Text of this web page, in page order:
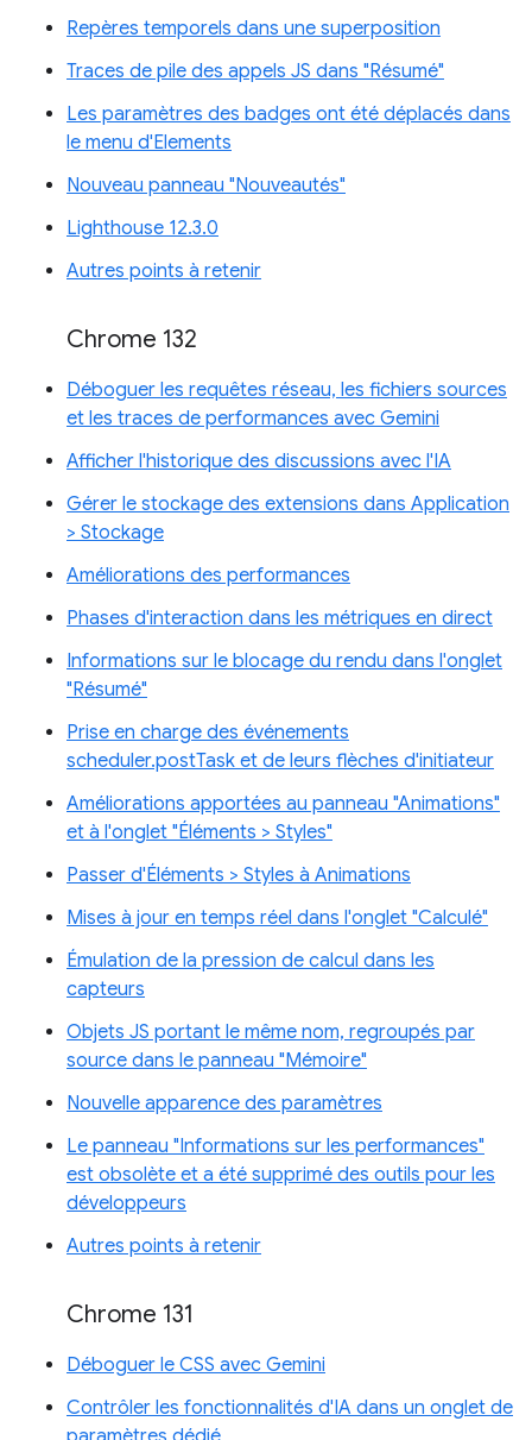
Repères temporels dans une superposition
Traces de pile des appels JS dans "Résumé"
Les paramètres des badges ont été déplacés dans
le menu d'Elements
Nouveau panneau "Nouveautés"
Lighthouse 12.3.0
Autres points à retenir
Chrome 132
Déboguer les requêtes réseau, les fichiers sources
et les traces de performances avec Gemini
Afficher l'historique des discussions avec l'IA
Gérer le stockage des extensions dans Application
> Stockage
Améliorations des performances
Phases d'interaction dans les métriques en direct
Informations sur le blocage du rendu dans l'onglet
"Résumé"
Prise en charge des événements
scheduler.postTask et de leurs flèches d'initiateur
Améliorations apportées au panneau "Animations"
et à l'onglet "Éléments > Styles"
Passer d'Éléments > Styles à Animations
Mises à jour en temps réel dans l'onglet "Calculé"
Émulation de la pression de calcul dans les
capteurs
Objets JS portant le même nom, regroupés par
source dans le panneau "Mémoire"
Nouvelle apparence des paramètres
Le panneau "Informations sur les performances"
est obsolète et a été supprimé des outils pour les
développeurs
Autres points à retenir
Chrome 131
Déboguer le CSS avec Gemini
Contrôler les fonctionnalités d'IA dans un onglet de